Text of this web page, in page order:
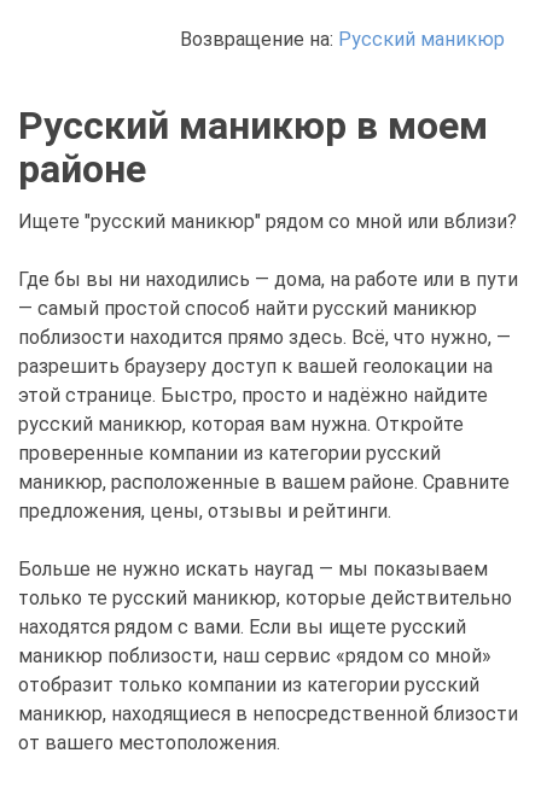
Возвращение на: Русский маникюр
Русский маникюр в моем
районе
Ищете "русский маникюр" рядом со мной или вблизи?
Где бы вы ни находились — дома, на работе или в пути
— самый простой способ найти русский маникюр
поблизости находится прямо здесь. Всё, что нужно, —
разрешить браузеру доступ к вашей геолокации на
этой странице. Быстро, просто и надёжно найдите
русский маникюр, которая вам нужна. Откройте
проверенные компании из категории русский
маникюр, расположенные в вашем районе. Сравните
предложения, цены, отзывы и рейтинги.
Больше не нужно искать наугад — мы показываем
только те русский маникюр, которые действительно
находятся рядом с вами. Если вы ищете русский
маникюр поблизости, наш сервис «рядом со мной»
отобразит только компании из категории русский
маникюр, находящиеся в непосредственной близости
от вашего местоположения.